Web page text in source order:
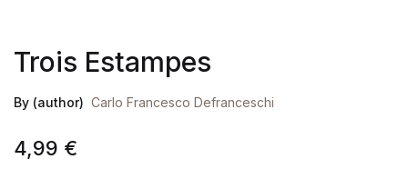
Trois Estampes
By (author) Carlo Francesco Defranceschi
4,99 €